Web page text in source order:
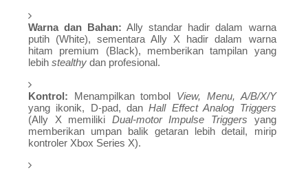
Warna dan Bahan: Ally standar hadir dalam warna
putih (White), sementara Ally X hadir dalam warna
hitam premium (Black), memberikan tampilan yang
lebih stealthydan profesional.
Kontrol: Menampilkan tombol View, Menu, A/B/X/Y
yang ikonik, D-pad, danHall Effect Analog Triggers
(Ally X memiliki Dual-motor Impulse Triggers yang
memberikan umpan balik getaran lebih detail, mirip
kontroler Xbox Series X).